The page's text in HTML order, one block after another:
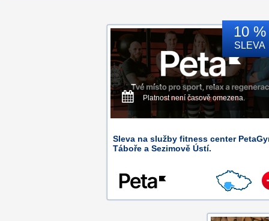
10 %
SLEVA
Platnost není časově omezena.
Sleva na služby fitness center
Táboře a Sezimově Ústí.